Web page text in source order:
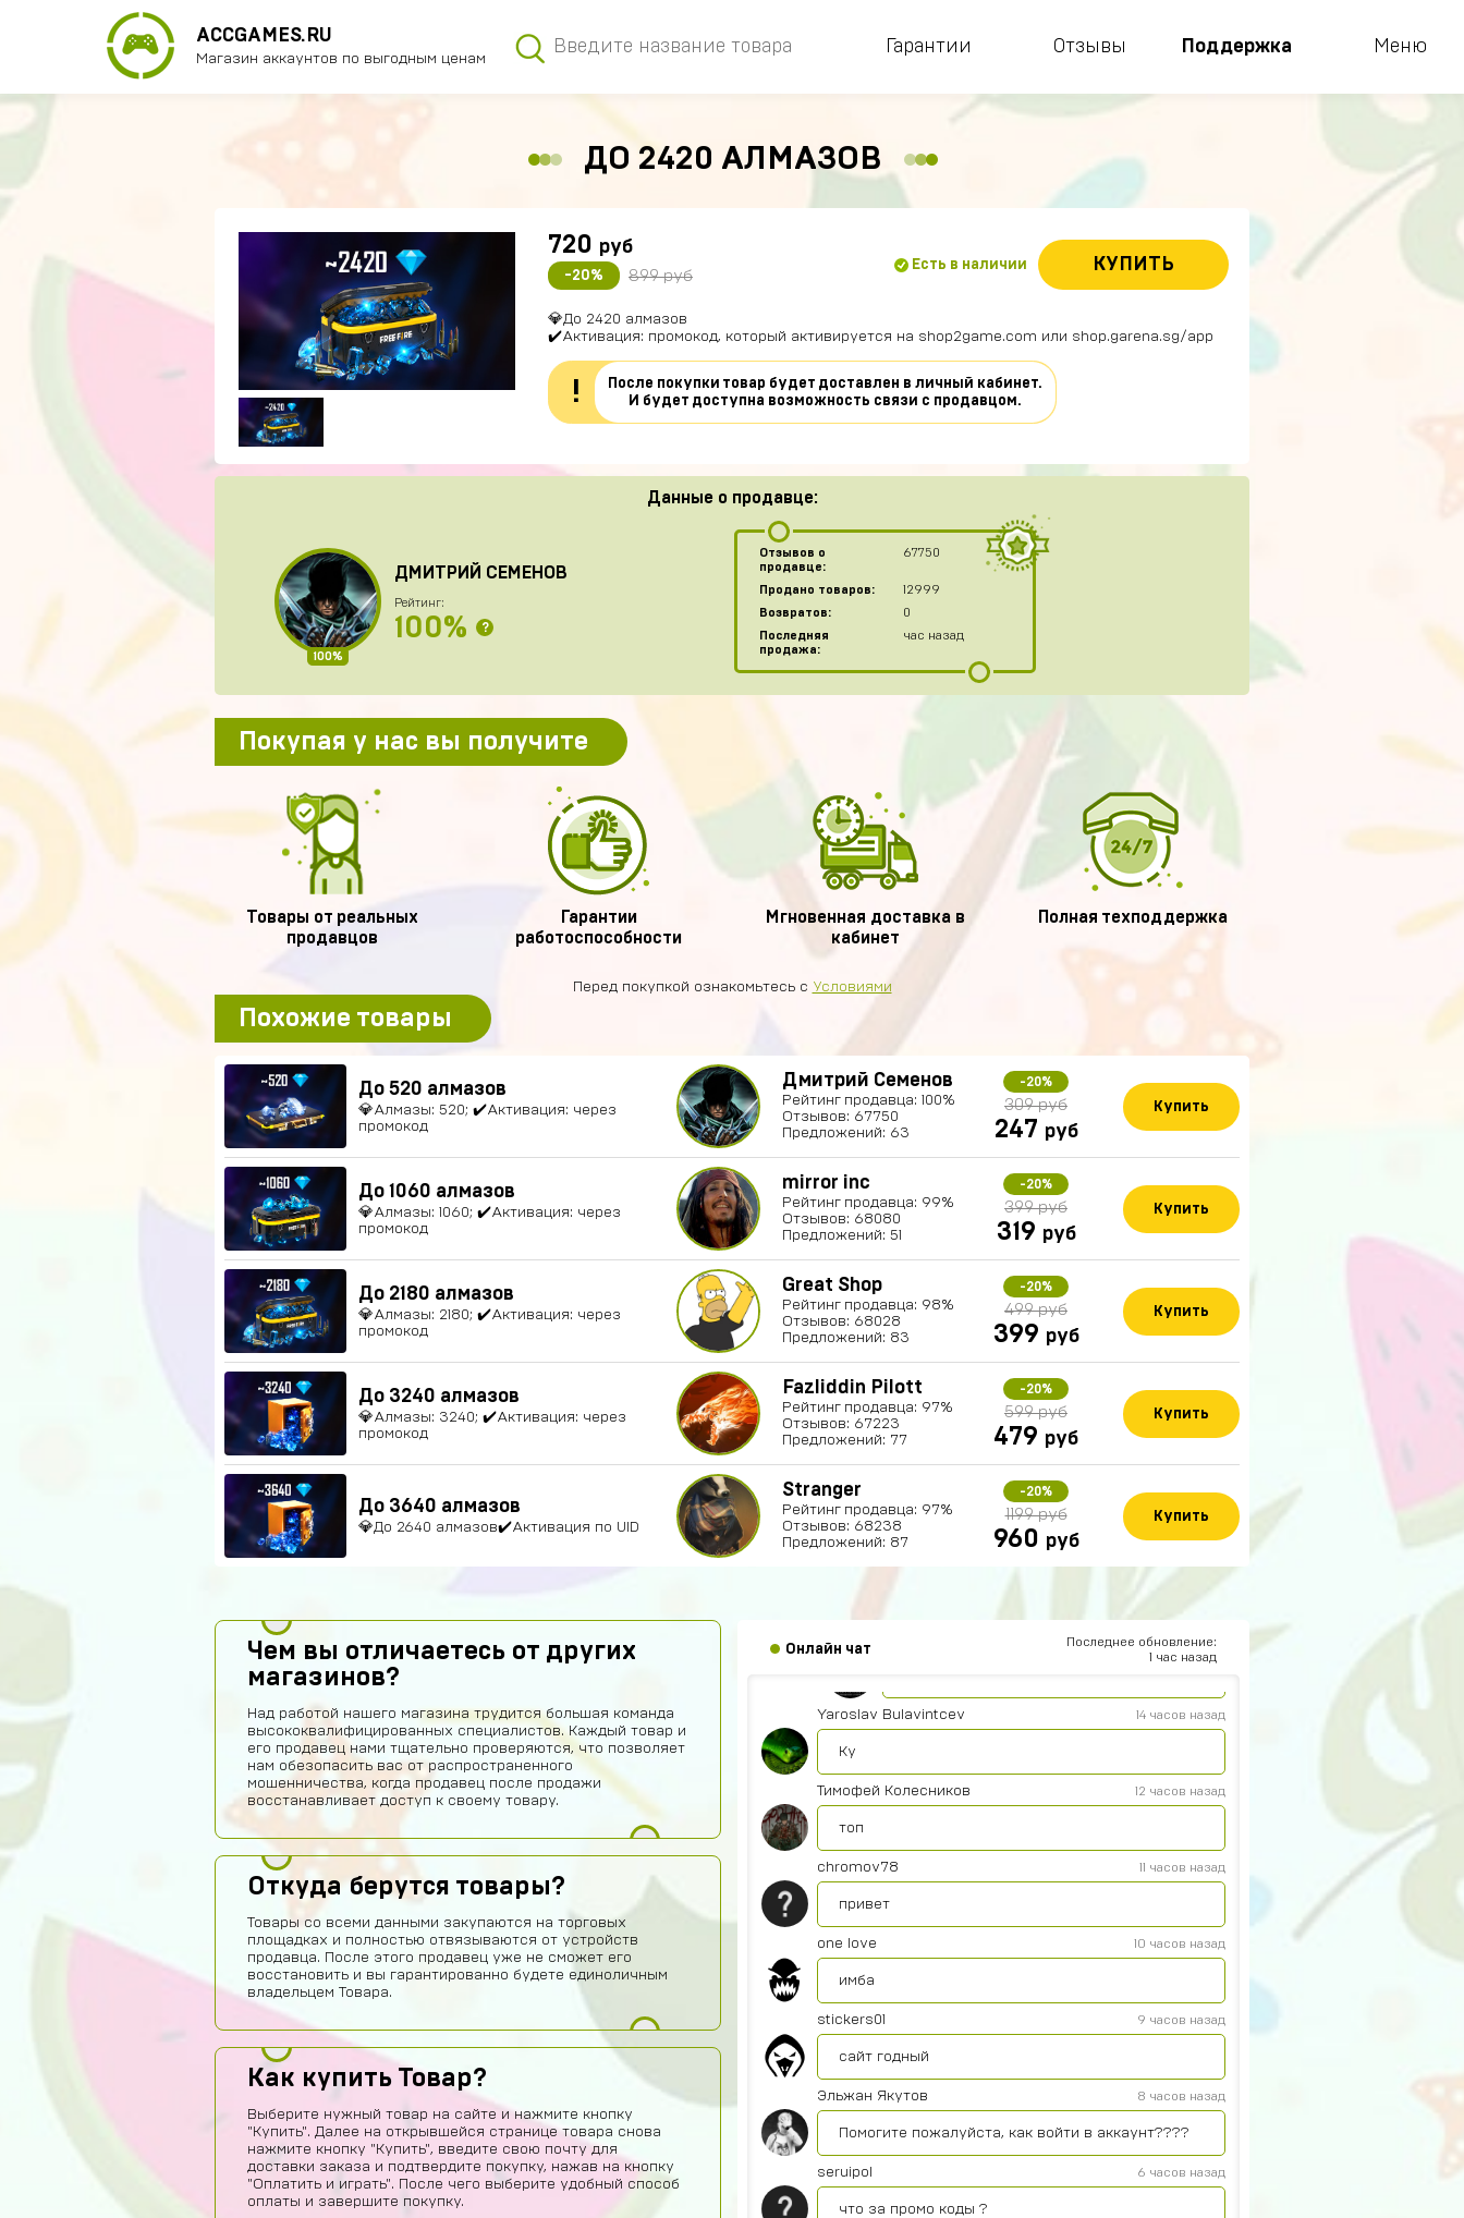
ACCGAMES.RU
Магазин аккаунтов по выгодным ценам
Гарантии Отзывы Поддержка Меню
ДО 2420 АЛМАЗОВ
720 руб
-20% 899 руб
Есть в наличии КУПИТЬ
💎До 2420 алмазов
✔️Активация: промокод, который активируется на shop2game.com или shop.garena.sg/app
!
После покупки товар будет доставлен в личный кабинет.
И будет доступна возможность связи с продавцом.
Данные о продавце:
100%
ДМИТРИЙ СЕМЕНОВ
Рейтинг:
100% ?
Отзывов о
продавце:
67750
Продано товаров:
12999
Возвратов:
0
Последняя
продажа:
час назад
Покупая у нас вы получите
Товары от реальных
продавцов
Гарантии
работоспособности
Мгновенная доставка в
кабинет
Полная техподдержка
Перед покупкой ознакомьтесь с Условиями
Похожие товары
До 520 алмазов
💎Алмазы: 520; ✔️Активация: через
промокод
Дмитрий Семенов
Рейтинг продавца: 100%
Отзывов: 67750
Предложений: 63
-20%
309 руб
247 руб
Купить
До 1060 алмазов
💎Алмазы: 1060; ✔️Активация: через
промокод
mirror inc
Рейтинг продавца: 99%
Отзывов: 68080
Предложений: 51
-20%
399 руб
319 руб
Купить
До 2180 алмазов
💎Алмазы: 2180; ✔️Активация: через
промокод
Great Shop
Рейтинг продавца: 98%
Отзывов: 68028
Предложений: 83
-20%
499 руб
399 руб
Купить
До 3240 алмазов
💎Алмазы: 3240; ✔️Активация: через
промокод
Fazliddin Pilott
Рейтинг продавца: 97%
Отзывов: 67223
Предложений: 77
-20%
599 руб
479 руб
Купить
До 3640 алмазов
💎До 2640 алмазов✔️Активация по UID
Stranger
Рейтинг продавца: 97%
Отзывов: 68238
Предложений: 87
-20%
1199 руб
960 руб
Купить
Чем вы отличаетесь от других
магазинов?
Над работой нашего магазина трудится большая команда
высококвалифицированных специалистов. Каждый товар и
его продавец нами тщательно проверяются, что позволяет
нам обезопасить вас от распространенного
мошенничества, когда продавец после продажи
восстанавливает доступ к своему товару.
Откуда берутся товары?
Товары со всеми данными закупаются на торговых
площадках и полностью отвязываются от устройств
продавца. После этого продавец уже не сможет его
восстановить и вы гарантированно будете единоличным
владельцем Товара.
Как купить Товар?
Выберите нужный товар на сайте и нажмите кнопку
"Купить". Далее на открывшейся странице товара снова
нажмите кнопку "Купить", введите свою почту для
доставки заказа и подтвердите покупку, нажав на кнопку
"Оплатить и играть". После чего выберите удобный способ
оплаты и завершите покупку.
Онлайн чат
Последнее обновление:
1 час назад
Саша Заятников
Топ
сайт топ рили ребят все работает не бойтесь
13 часов назад
Yaroslav Bulavintcev 14 часов назад
Ку
Тимофей Колесников 12 часов назад
топ
chromov78 11 часов назад
привет
one love 10 часов назад
имба
stickers01 9 часов назад
сайт годный
Эльжан Якутов 8 часов назад
Помогите пожалуйста, как войти в аккаунт????
seruipol 6 часов назад
что за промо коды ?